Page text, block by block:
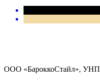
ООО «БароккоСтайл», УНП